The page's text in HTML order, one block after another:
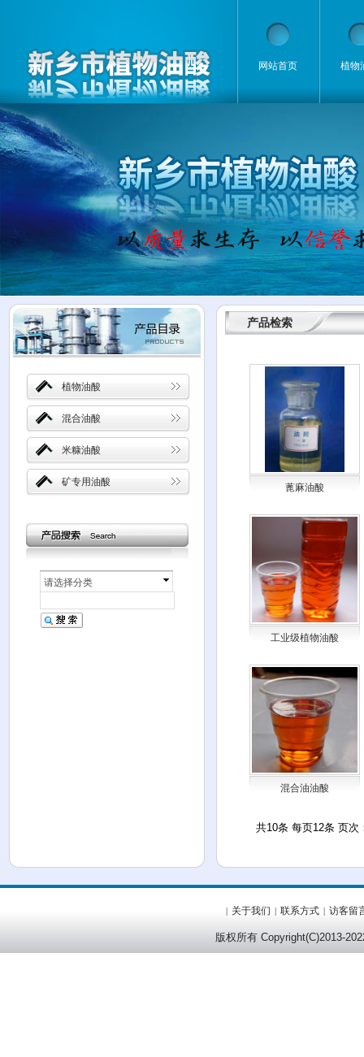
网站首页 植物
产品检索
植物油酸
混合油酸
米糠油酸
矿专用油酸 蓖麻油酸
工业级植物油酸
混合油油酸
共10条 每页12条 页次
请选择分类
| 关于我们 | 联系方式 | 访客留
版权所有 Copyright(C)2013-